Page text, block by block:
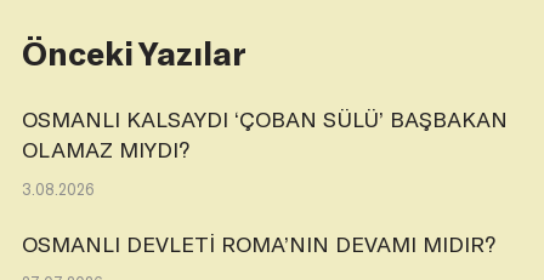
Önceki Yazılar
OSMANLI KALSAYDI ‘ÇOBAN SÜLÜ’ BAŞBAKAN
OLAMAZ MIYDI?
3.08.2026
OSMANLI DEVLETİ ROMA’NIN DEVAMI MIDIR?